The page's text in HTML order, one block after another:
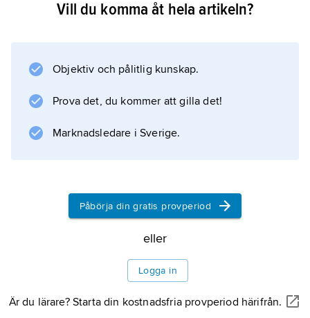
(släktet Geranica).
geranylester och linalol. Geraniumolja
framställs idag även från syntetisk geraniol
och citronellol.
Information om artikeln
Vill du komma åt hela artikeln?
Objektiv och pålitlig kunskap.
Prova det, du kommer att gilla det!
Marknadsledare i Sverige.
Påbörja din gratis provperiod
eller
Logga in
Är du lärare? Starta din kostnadsfria provperiod härifrån.